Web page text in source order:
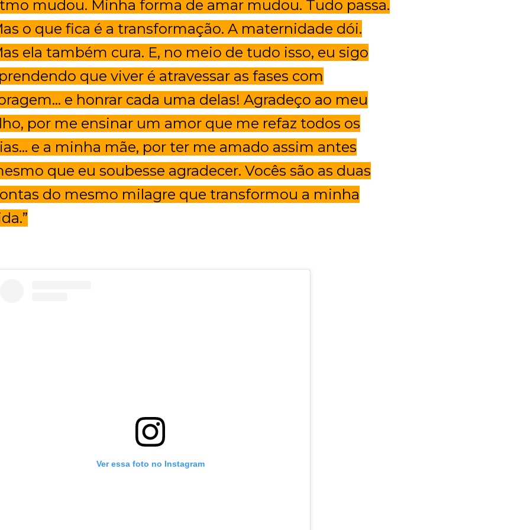
mudou. Minha forma de amar mudou. Tudo passa.
o que fica é a transformação. A maternidade dói.
ela também cura. E, no meio de tudo isso, eu sigo
que viver é atravessar as fases com
e honrar cada uma delas! Agradeço ao meu
por me ensinar um amor que me refaz todos os
e a minha mãe, por ter me amado assim antes
que eu soubesse agradecer. Vocês são as duas
do mesmo milagre que transformou a minha
Ver essa foto no Instagram